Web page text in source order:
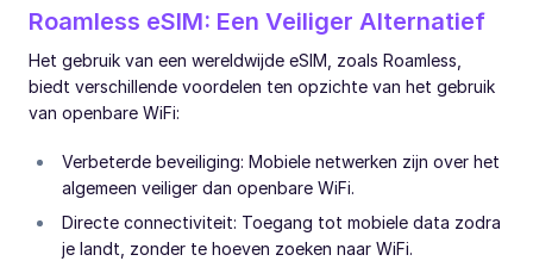
Roamless eSIM: Een Veiliger Alternatief
Het gebruik van een wereldwijde eSIM, zoals Roamless,
biedt verschillende voordelen ten opzichte van het gebruik
van openbare WiFi:
Verbeterde beveiliging: Mobiele netwerken zijn over het
algemeen veiliger dan openbare WiFi.
Directe connectiviteit: Toegang tot mobiele data zodra
je landt, zonder te hoeven zoeken naar WiFi.